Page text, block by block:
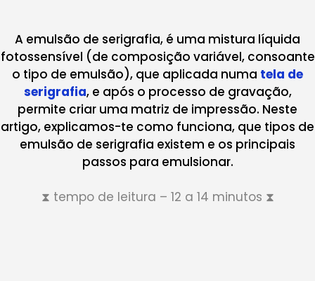
A emulsão de serigrafia, é uma mistura líquida
fotossensível (de composição variável, consoante
o tipo de emulsão), que aplicada numa tela de
serigrafia, e após o processo de gravação,
permite criar uma matriz de impressão. Neste
artigo, explicamos-te como funciona, que tipos de
emulsão de serigrafia existem e os principais
passos para emulsionar.
⧗ tempo de leitura – 12 a 14 minutos ⧗